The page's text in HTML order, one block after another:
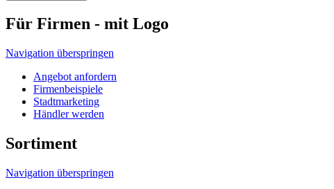
Für Firmen - mit Logo
Navigation überspringen
Angebot anfordern
Firmenbeispiele
Stadtmarketing
Händler werden
Sortiment
Navigation überspringen